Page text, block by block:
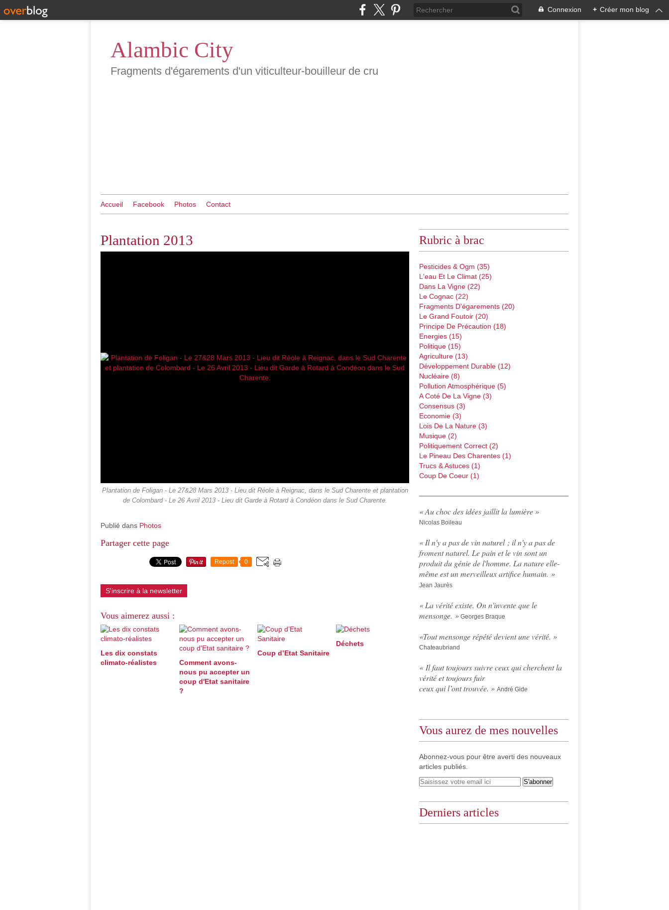
Connexion + Créer mon blog
Alambic City
Fragments d'égarements d'un viticulteur-bouilleur de cru
Accueil Facebook Photos Contact
Plantation 2013
Plantation de Foligan - Le 27&28 Mars 2013 - Lieu dit Réole à Reignac, dans le Sud Charente et plantation
de Colombard - Le 26 Avril 2013 - Lieu dit Garde à Rotard à Condéon dans le Sud Charente.
Publié dans Photos
Partager cette page
Repost 0
S'inscrire à la newsletter
Vous aimerez aussi :
Les dix constats
climato-réalistes
Comment avons-
nous pu accepter un
coup d'Etat sanitaire
?
Coup d’Etat Sanitaire
Déchets
Rubric à brac
Pesticides & Ogm (35)
L'eau Et Le Climat (25)
Dans La Vigne (22)
Le Cognac (22)
Fragments D'égarements (20)
Le Grand Foutoir (20)
Principe De Précaution (18)
Energies (15)
Politique (15)
Agriculture (13)
Développement Durable (12)
Nucléaire (8)
Pollution Atmosphérique (5)
A Coté De La Vigne (3)
Consensus (3)
Economie (3)
Lois De La Nature (3)
Musique (2)
Politiquement Correct (2)
Le Pineau Des Charentes (1)
Trucs & Astuces (1)
Coup De Coeur (1)
« Au choc des idées jaillit la lumière »
Nicolas Boileau
« Il n'y a pas de vin naturel ; il n'y a pas de
froment naturel. Le pain et le vin sont un
produit du génie de l'homme. La nature elle-
même est un merveilleux artifice humain. »
Jean Jaurès
« La vérité existe. On n'invente que le
mensonge. » Georges Braque
«Tout mensonge répété devient une vérité. »
Chateaubriand
« Il faut toujours suivre ceux qui cherchent la
vérité et toujours fuir
ceux qui l’ont trouvée. » André Gide
Vous aurez de mes nouvelles
Abonnez-vous pour être averti des nouveaux
articles publiés.
Derniers articles